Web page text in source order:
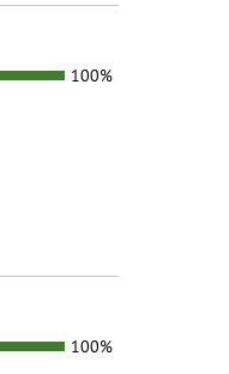
100%
100%